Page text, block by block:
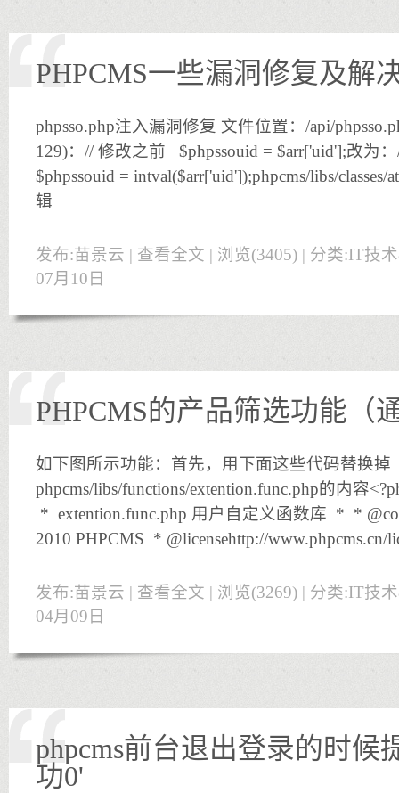
PHPCMS一些漏洞修复及解
phpsso.php注入漏洞修复 文件位置：/api/
129)：// 修改之前 $phpssouid = $arr['uid'];改为
$phpssouid = intval($arr['uid']);phpcms/libs/classes/
辑
发布:苗景云 | 查看全文 | 浏览(3405) | 分类:IT技
07月10日
PHPCMS的产品筛选功能（
如下图所示功能：首先，用下面这些代码替换掉
phpcms/libs/functions/extention.func.php的内容
* extention.func.php 用户自定义函数库 * *
2010 PHPCMS * @licensehttp://www.phpcms.cn/
发布:苗景云 | 查看全文 | 浏览(3269) | 分类:IT技
04月09日
phpcms前台退出登录的时候
功0'